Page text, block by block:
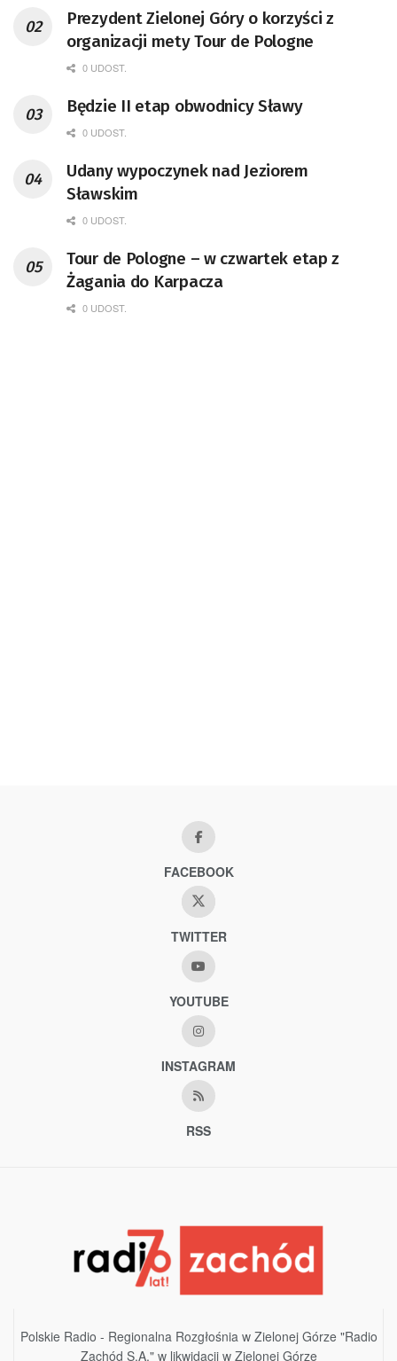
Prezydent Zielonej Góry o korzyści z
organizacji mety Tour de Pologne
0 UDOST.
Będzie II etap obwodnicy Sławy
0 UDOST.
Udany wypoczynek nad Jeziorem
Sławskim
0 UDOST.
Tour de Pologne – w czwartek etap z
Żagania do Karpacza
0 UDOST.
FACEBOOK
TWITTER
YOUTUBE
INSTAGRAM
RSS
Polskie Radio - Regionalna Rozgłośnia w Zielonej Górze "Radio
Zachód S.A." w likwidacji w Zielonej Górze